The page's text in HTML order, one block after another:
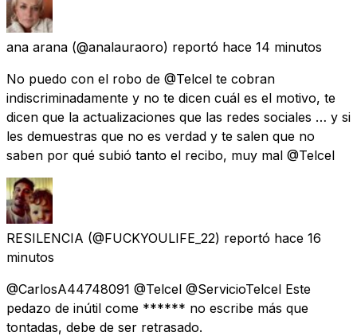
ana arana (@analauraoro) reportó hace 14 minutos
No puedo con el robo de @Telcel te cobran
indiscriminadamente y no te dicen cuál es el motivo, te
dicen que la actualizaciones que las redes sociales … y si
les demuestras que no es verdad y te salen que no
saben por qué subió tanto el recibo, muy mal @Telcel
RESILENCIA (@FUCKYOULIFE_22) reportó hace 16
minutos
@CarlosA44748091 @Telcel @ServicioTelcel Este
pedazo de inútil come ****** no escribe más que
tontadas, debe de ser retrasado.